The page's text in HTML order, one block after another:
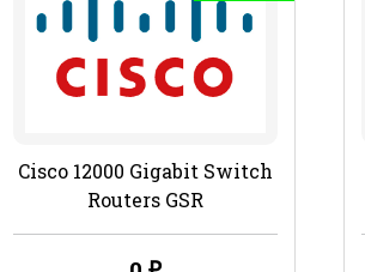
Cisco 12000 Gigabit Switch
Routers GSR